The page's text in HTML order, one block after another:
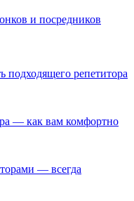
и посредников
репетитора
— как вам комфортно
— всегда